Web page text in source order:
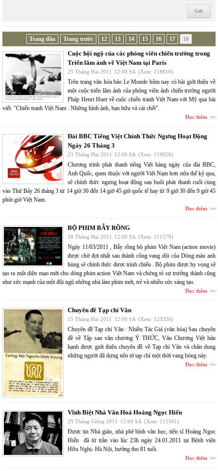
Trang đầu Trang trước 12 13 14 15 16 17 18
Cuộc hội ngộ của các phóng viên chiến trường trong
Triển lãm ảnh về Việt Nam tại Paris
25 Tháng Hai 2011 12:00 SA (Xem: 118818)
Trên trang văn hóa báo Le Monde hôm nay có bài giới thiệu về
một cuộc triển lãm ảnh của phóng viên ảnh chiến trường người
Pháp Henri Huet về cuộc chiến tranh Việt Nam với Mỹ qua bài
viết: "Chiến tranh Việt Nam : Những hình ảnh, bạn hữu và cái chết".
Đọc thêm
Đài BBC Tiếng Việt Chính Thức Ngưng Hoạt Động
Ngày 26 Tháng 3
23 Tháng Hai 2011 12:00 SA (Xem: 119926)
Chương trình phát thanh tiếng Việt hàng ngày của đài BBC,
Anh Quốc, quen thuộc với người Việt Nam hơn nửa thế kỷ qua,
sẽ chính thức ngưng hoạt động sau buổi phát thanh cuối cùng
vào Thứ Bảy 26 tháng 3 từ 14 giờ 30 đến 14 giờ 45 giờ quốc tế hay từ 9 giờ 30 đến 9 giờ 45
phút giờ Việt Nam.
Đọc thêm
BỘ PHIM BẪY RỒNG
18 Tháng Hai 2011 12:00 SA (Xem: 111579)
Ngày 11/03/2011 , Bẫy rồng bộ phim Việt Nam (action movie)
được chờ đợi nhất sau thành công vang dội của Dòng máu anh
hùng sẽ chính thức được trình chiếu . Bộ phim được hy vọng sẽ
tạo ra một diện mạo mới cho dòng phim action Việt Nam và chứng tỏ sự trưởng thành cũng
như sức mạnh của một đội ngũ những nhà làm phim mới, trẻ và nhiều sức sáng tạo.
Đọc thêm
Chuyên đề Tạp chí Văn
15 Tháng Hai 2011 12:00 SA (Xem: 123336)
Chuyên đề Tạp chí Văn : Nhiều Tác Giả (văn hóa) Sau chuyên
đề về Tập san văn chương Ý THỨC, Văn Chương Việt hân
hạnh được giới thiệu chuyên đề về Tạp chí Văn và chân dung
những người đã dựng nên tờ tạp chí một thời vang bóng này.
Đọc thêm
Vĩnh Biệt Nhà Văn Hoá Hoàng Ngọc Hiến
29 Tháng Giêng 2011 12:00 SA (Xem: 112561)
Được tin Nhà giáo, nhà phê bình văn học, tiến sĩ Hoàng Ngọc
Hiến đã từ trần vào lúc 23h ngày 24.01.2011 tại Bệnh viện
Hữu Nghị- Hà Nội, hưởng thọ 81 tuổi.
Đọc thêm